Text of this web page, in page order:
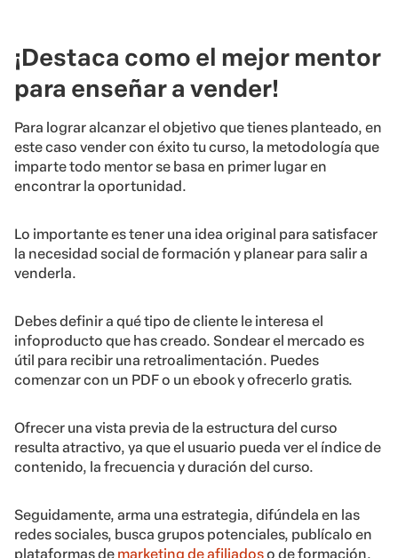
¡Destaca como el mejor mentor
para enseñar a vender!
Para lograr alcanzar el objetivo que tienes planteado, en
este caso vender con éxito tu curso, la metodología que
imparte todo mentor se basa en primer lugar en
encontrar la oportunidad.
Lo importante es tener una idea original para satisfacer
la necesidad social de formación y planear para salir a
venderla.
Debes definir a qué tipo de cliente le interesa el
infoproducto que has creado. Sondear el mercado es
útil para recibir una retroalimentación. Puedes
comenzar con un PDF o un ebook y ofrecerlo gratis.
Ofrecer una vista previa de la estructura del curso
resulta atractivo, ya que el usuario pueda ver el índice de
contenido, la frecuencia y duración del curso.
Seguidamente, arma una estrategia, difúndela en las
redes sociales, busca grupos potenciales, publícalo en
plataformas de marketing de afiliadoso de formación,